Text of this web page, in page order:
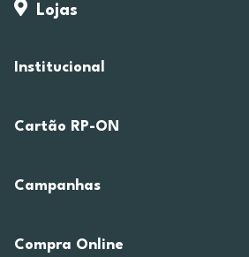
Lojas
Institucional
Cartão RP-ON
Campanhas
Compra Online